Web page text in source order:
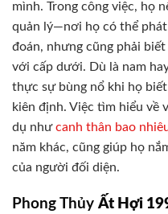
mình. Trong công việc, họ
quản lý—nơi họ có thể
đoán, nhưng cũng phải
với cấp dưới. Dù là nam
thực sự bùng nổ khi họ
kiên định. Việc tìm hiểu về
dụ nhưcanh thân bao
năm khác, cũng giúp họ
của người đối diện.
Phong Thủy Ất Hợi